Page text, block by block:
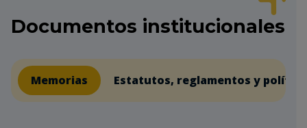
Documentos institucionales
Memorias Estatutos, reglamentos y